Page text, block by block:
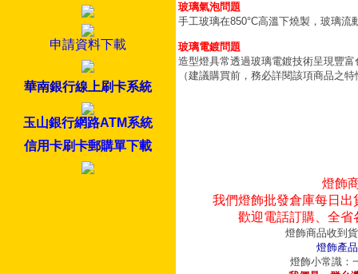
申請資料下載
華南銀行線上刷卡系統
玉山銀行網路ATM系統
信用卡刷卡郵購單下載
玻璃氣泡問題
手工玻璃在850°C高溫下燒製，玻璃
玻璃電鍍問題
造型燈具常透過玻璃電鍍技術呈現豐
（建議購買前，務必詳閱該項商品之
燈飾
我們燈飾批發倉庫每日
歡迎電話訂購、全
燈飾商品收到
燈飾產
燈飾小常識：